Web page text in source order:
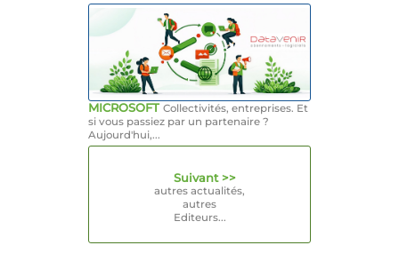
MICROSOFT Collectivités, entreprises. Et
si vous passiez par un partenaire ?
Aujourd'hui,...
Suivant >>
autres actualités,
autres
Editeurs...